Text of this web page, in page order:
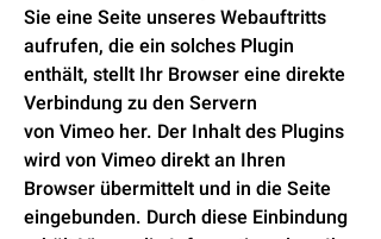
Sie eine Seite unseres Webauftritts
aufrufen, die ein solches Plugin
enthält, stellt Ihr Browser eine direkte
Verbindung zu den Servern
von Vimeo her. Der Inhalt des Plugins
wird von Vimeo direkt an Ihren
Browser übermittelt und in die Seite
eingebunden. Durch diese Einbindung